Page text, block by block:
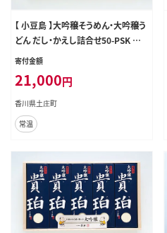
【 小豆島 】大吟穣そうめん・大吟穣う
どん だし・かえし詰合せ50-PSK 麺
類 素麺
寄付金額
21,000円
香川県土庄町
常温